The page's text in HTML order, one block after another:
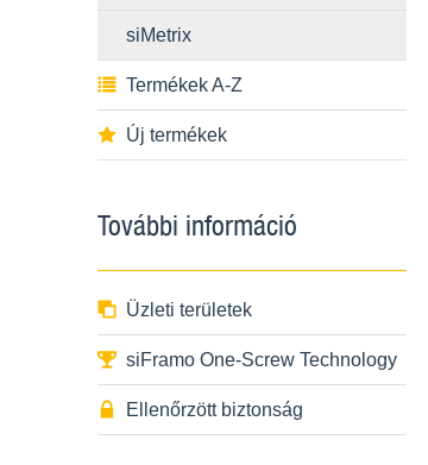
siMetrix
Termékek A-Z
Új termékek
További információ
Üzleti területek
siFramo One-Screw Technology
Ellenőrzött biztonság